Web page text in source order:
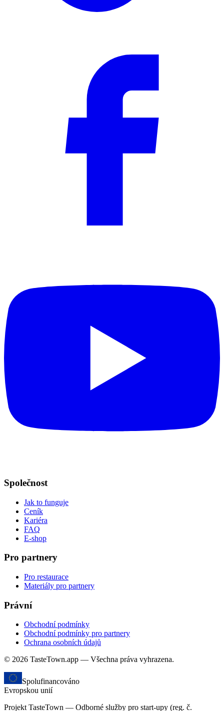
Společnost
Jak to funguje
Ceník
Kariéra
FAQ
E-shop
Pro partnery
Pro restaurace
Materiály pro partnery
Právní
Obchodní podmínky
Obchodní podmínky pro partnery
Ochrana osobních údajů
© 2026 TasteTown.app — Všechna práva vyhrazena.
Spolufinancováno
Evropskou unií
Projekt TasteTown — Odborné služby pro start-upy (reg. č.